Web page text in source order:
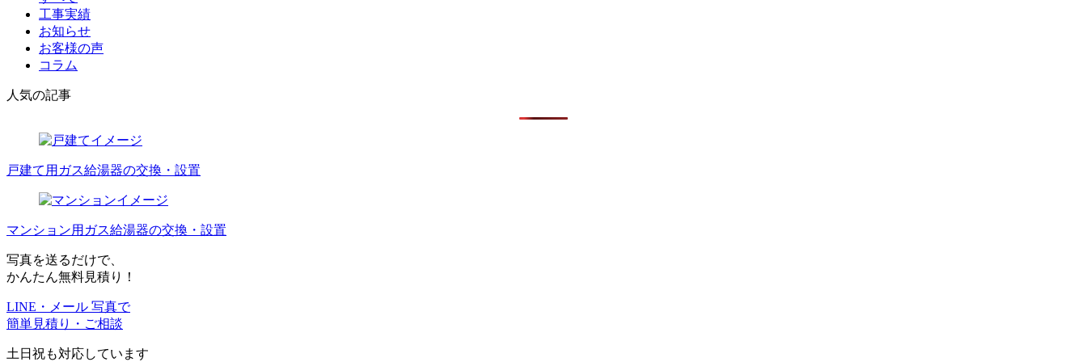
工事実績
お知らせ
お客様の声
コラム
人気の記事
戸建て用ガス給湯器の交換・設置
マンション用ガス給湯器の交換・設置
写真を送るだけで、
かんたん無料見積り！
LINE・メール 写真で
簡単見積り・ご相談
土日祝も対応しています